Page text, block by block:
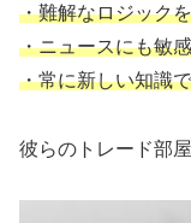
・難解なロジック
・ニュースにも敏
・常に新しい知識
彼らのトレード部